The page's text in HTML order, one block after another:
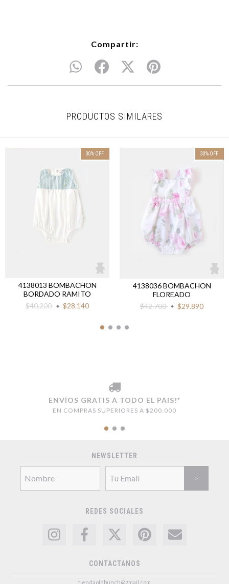
Compartir:
PRODUCTOS SIMILARES
30% OFF
4138013 BOMBACHON
BORDADO RAMITO
$40.200
$28.140
30% OFF
4138036 BOMBACHON
FLOREADO
$42.700
$29.890
ENVÍOS GRATIS A TODO EL PAIS!*
EN COMPRAS SUPERIORES A $200.000
NEWSLETTER
REDES SOCIALES
CONTACTANOS
tiendaoldbunch@gmail.com